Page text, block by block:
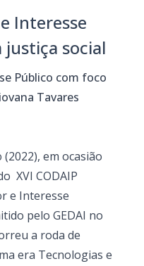
Interesse
social
Público com foco
Tavares
em ocasião
XVI CODAIP
e Interesse
pelo GEDAI no
a roda de
era Tecnologias e